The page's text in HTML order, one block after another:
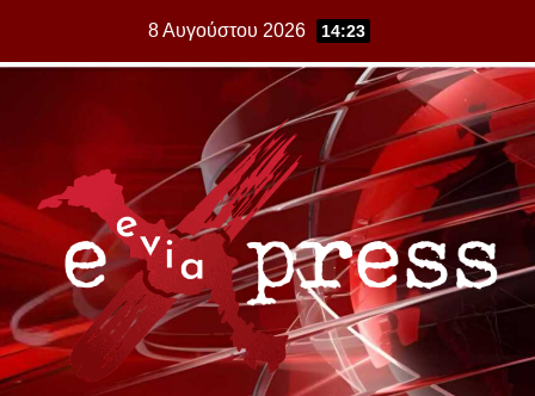
8 Αυγούστου 2026 14:23